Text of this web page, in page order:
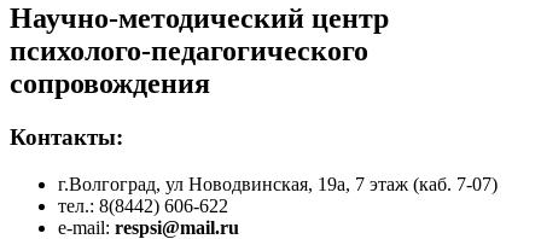
Научно-методический центр
психолого-педагогического
сопровождения
Контакты:
г.Волгоград, ул Новодвинская, 19а, 7 этаж (каб. 7-07)
тел.: 8(8442) 606-622
e-mail: respsi@mail.ru